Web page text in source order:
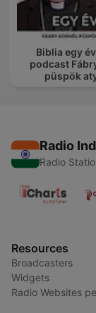
Biblia egy
podcast
püspök
Radio
Radio
Resources
Broadcasters
Widgets
Radio Websites